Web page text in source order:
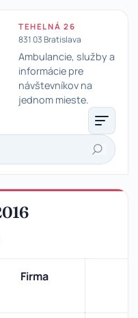
TEHELNÁ 26
831 03 Bratislava
Ambulancie, služby a
informácie pre
návštevníkov na
jednom mieste.
Hľadať
Firma